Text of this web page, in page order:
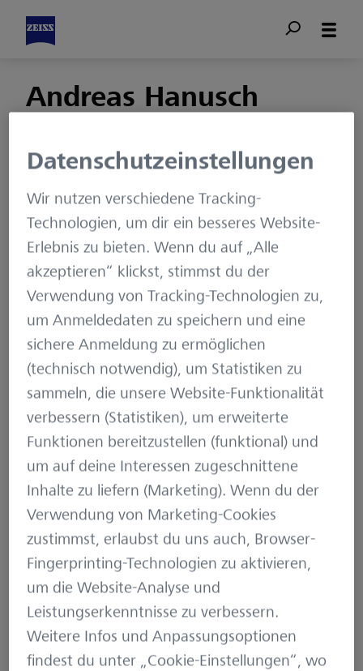
Andreas Hanusch
Autorenseite
Andreas Hanusch ist
Diplom-
Wirtschaftsinformatiker
(FH) und arbeitet als IT
Service Manager für
die ZEISS Digital
Innovation. Er betreut
die Service-Teams in
mehreren
Kundenprojekten und
ist Ansprechpartner bei
Fragestellungen zur
operativen
Serviceerbringung. In
seiner Freizeit schnürt
er sich gern die
Laufschuhe und dreht
regelmäßig seine
Runden durch die
Oberlausitz.
Datenschutzeinstellungen
Wir nutzen verschiedene Tracking-
Technologien, um dir ein besseres Website-
Erlebnis zu bieten. Wenn du auf „Alle
akzeptieren“ klickst, stimmst du der
Verwendung von Tracking-Technologien zu,
um Anmeldedaten zu speichern und eine
sichere Anmeldung zu ermöglichen
(technisch notwendig), um Statistiken zu
sammeln, die unsere Website-Funktionalität
verbessern (Statistiken), um erweiterte
Funktionen bereitzustellen (funktional) und
um auf deine Interessen zugeschnittene
Inhalte zu liefern (Marketing). Wenn du der
Verwendung von Marketing-Cookies
zustimmst, erlaubst du uns auch, Browser-
Fingerprinting-Technologien zu aktivieren,
um die Website-Analyse und
Leistungserkenntnisse zu verbessern.
Weitere Infos und Anpassungsoptionen
findest du unter „Cookie-Einstellungen“, wo